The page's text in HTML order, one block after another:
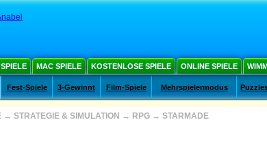
MAC SPIELE KOSTENLOSE SPIELE ONLINE SPIELE
Fest-Spiele 3-Gewinnt Film-Spiele Mehrspielermodus
→ STRATEGIE & SIMULATION → RPG → STARMADE